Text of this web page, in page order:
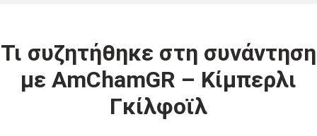
Τι συζητήθηκε στη συνάντηση
με AmChamGR – Κίμπερλι
Γκίλφοϊλ